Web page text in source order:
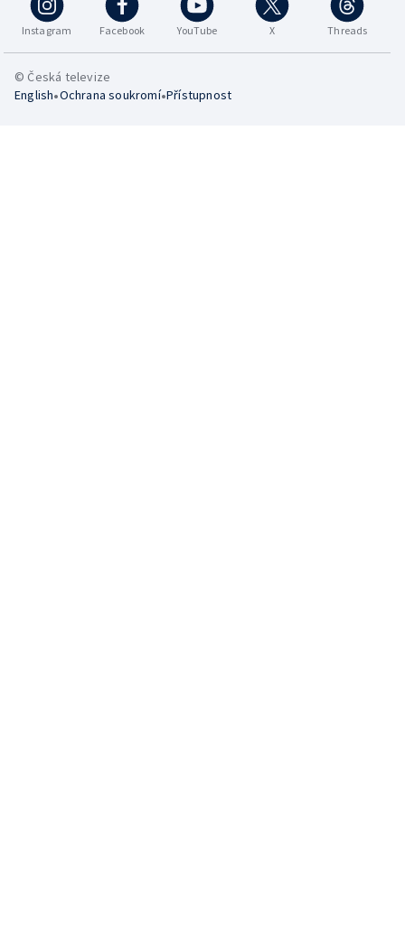
Instagram Facebook YouTube X Threads
© Česká televize
English•Ochrana soukromí•Přístupnost